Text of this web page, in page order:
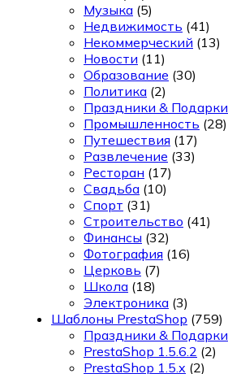
Музыка (5)
Недвижимость (41)
Некоммерческий (13)
Новости (11)
Образование (30)
Политика (2)
Праздники & Подарки
Промышленность (28)
Путешествия (17)
Развлечение (33)
Ресторан (17)
Свадьба (10)
Спорт (31)
Строительство (41)
Финансы (32)
Фотография (16)
Церковь (7)
Школа (18)
Электроника (3)
Шаблоны PrestaShop (759)
Праздники & Подарки
PrestaShop 1.5.6.2 (2)
PrestaShop 1.5.x (2)